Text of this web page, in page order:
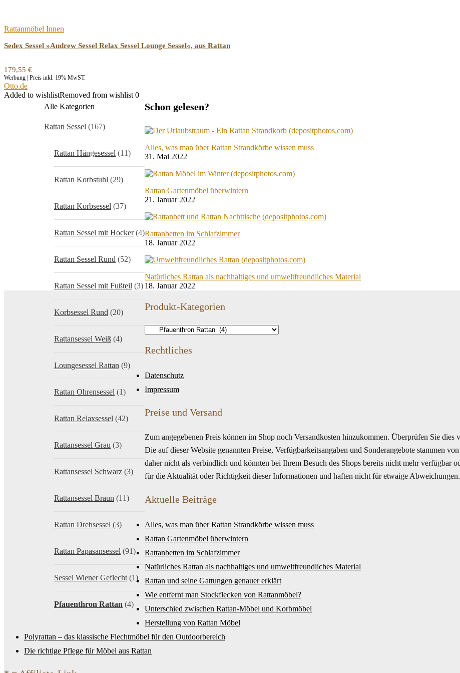
Rattanmöbel Innen
Sedex Sessel »Andrew Sessel Relax Sessel Lounge Sessel«, aus Rattan
179,55 €
Werbung | Preis inkl. 19% MwST.
Otto.de
Added to wishlistRemoved from wishlist 0
Alle Kategorien
Rattan Sessel (167)
Rattan Hängesessel (11)
Rattan Korbstuhl (29)
Rattan Korbsessel (37)
Rattan Sessel mit Hocker (4)
Rattan Sessel Rund (52)
Rattan Sessel mit Fußteil (3)
Korbsessel Rund (20)
Rattansessel Weiß (4)
Loungesessel Rattan (9)
Rattan Ohrensessel (1)
Rattan Relaxsessel (42)
Rattansessel Grau (3)
Rattansessel Schwarz (3)
Rattansessel Braun (11)
Rattan Drehsessel (3)
Rattan Papasansessel (91)
Sessel Wiener Geflecht (1)
Pfauenthron Rattan (4)
Schon gelesen?
Alles, was man über Rattan Strandkörbe wissen muss
31. Mai 2022
Rattan Gartenmöbel überwintern
21. Januar 2022
Rattanbetten im Schlafzimmer
18. Januar 2022
Natürliches Rattan als nachhaltiges und umweltfreundliches Material
18. Januar 2022
Produkt-Kategorien
Rechtliches
Datenschutz
Impressum
Preise und Versand
Zum angegebenen Preis können im Shop noch Versandkosten hinzukommen. Überprüfen Sie dies
Die auf dieser Website genannten Preise, Verfügbarkeitsangaben und Sonderangebote stammen
daher nicht als verbindlich und könnten bei Ihrem Besuch des Shops bereits nicht mehr verfügbar
für die Aktualität oder Richtigkeit dieser Informationen und haften nicht für etwaige Abweichungen.
Aktuelle Beiträge
Alles, was man über Rattan Strandkörbe wissen muss
Rattan Gartenmöbel überwintern
Rattanbetten im Schlafzimmer
Natürliches Rattan als nachhaltiges und umweltfreundliches Material
Rattan und seine Gattungen genauer erklärt
Wie entfernt man Stockflecken von Rattanmöbel?
Unterschied zwischen Rattan-Möbel und Korbmöbel
Herstellung von Rattan Möbel
Polyrattan – das klassische Flechtmöbel für den Outdoorbereich
Die richtige Pflege für Möbel aus Rattan